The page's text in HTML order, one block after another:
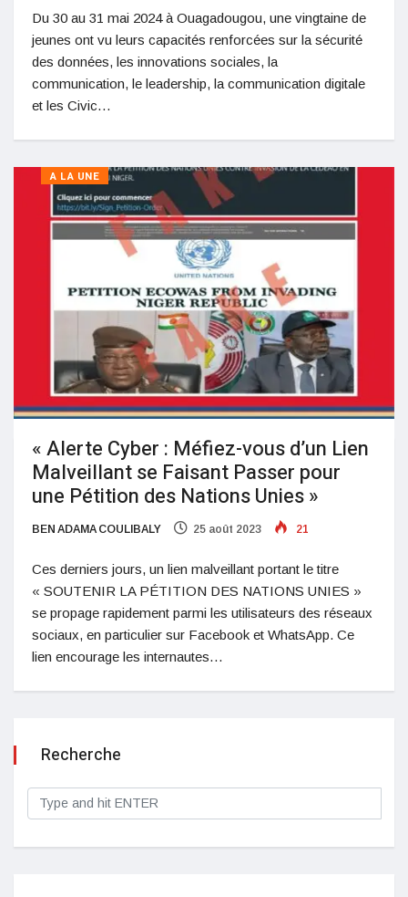
Du 30 au 31 mai 2024 à Ouagadougou, une vingtaine de
jeunes ont vu leurs capacités renforcées sur la sécurité
des données, les innovations sociales, la
communication, le leadership, la communication digitale
et les Civic…
A LA UNE
« Alerte Cyber : Méfiez-vous d’un Lien
Malveillant se Faisant Passer pour
une Pétition des Nations Unies »
BEN ADAMA COULIBALY 25 août 2023 21
Ces derniers jours, un lien malveillant portant le titre
« SOUTENIR LA PÉTITION DES NATIONS UNIES »
se propage rapidement parmi les utilisateurs des réseaux
sociaux, en particulier sur Facebook et WhatsApp. Ce
lien encourage les internautes…
Recherche